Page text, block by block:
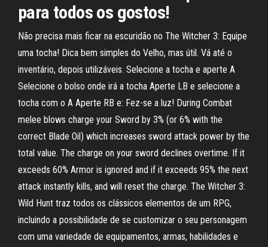
para todos os gostos!
Não precisa mais ficar na escuridão no The Witcher 3: Equipe
uma tocha! Dica bem simples do Velho, mas útil. Vá até o
inventário, depois utilizáveis. Selecione a tocha e aperte A
Selecione o bolso onde irá a tocha Aperte LB e selecione a
tocha com o A Aperte RB e: Fez-se a luz! During Combat
melee blows charge your Sword by 3% (or 6% with the
correct Blade Oil) which increases sword attack power by the
total value. The charge on your sword declines overtime. If it
exceeds 60% Armor is ignored and if it exceeds 95% the next
attack instantly kills, and will reset the charge. The Witcher 3:
Wild Hunt traz todos os clássicos elementos de um RPG,
incluindo a possibilidade de se customizar o seu personagem
com uma variedade de equipamentos, armas, habilidades e